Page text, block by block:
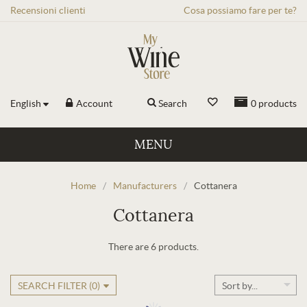
Recensioni clienti Cosa possiamo fare per te?
English Account 0 products
Search
MENU
Home / Manufacturers / Cottanera
Cottanera
There are 6 products.
SEARCH FILTER (0) Sort by...